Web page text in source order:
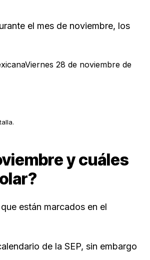
el mes de noviembre, los
28 de noviembre de
y cuáles
están marcados en el
de la SEP, sin embargo